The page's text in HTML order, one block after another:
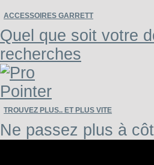
ACCESSOIRES GARRETT
Quel que soit votre
recherches
TROUVEZ PLUS.. ET PLUS VITE
Ne passez plus à